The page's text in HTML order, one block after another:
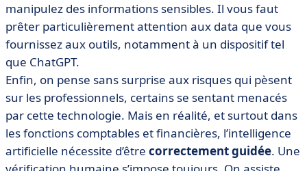
manipulez des informations sensibles. Il vous faut
prêter particulièrement attention aux data que vous
fournissez aux outils, notamment à un dispositif tel
que ChatGPT.
Enfin, on pense sans surprise aux risques qui pèsent
sur les professionnels, certains se sentant menacés
par cette technologie. Mais en réalité, et surtout dans
les fonctions comptables et financières, l’intelligence
artificielle nécessite d’être correctement guidée. Une